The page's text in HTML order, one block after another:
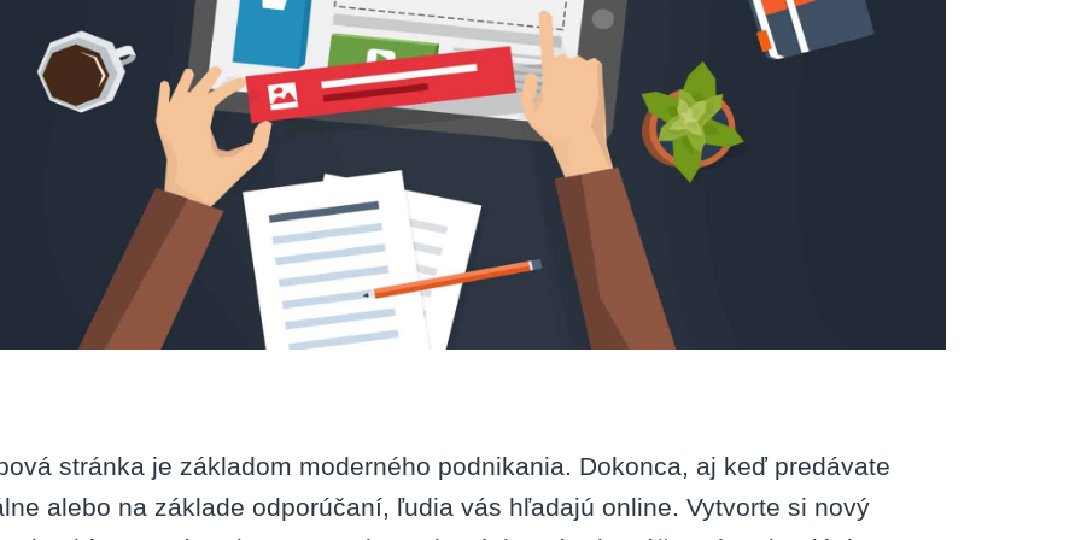
stránka je základom moderného podnikania. Dokonca, aj keď predávate
alebo na základe odporúčaní, ľudia vás hľadajú online. Vytvorte si nový